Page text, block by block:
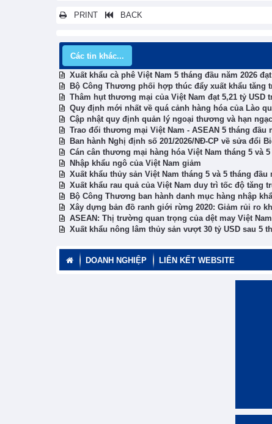
PRINT BACK
Các tin khác...
Xuất khẩu cà phê Việt Nam 5 tháng đầu năm 2026
Bộ Công Thương phối hợp thúc đẩy xuất khẩu tăng
Thâm hụt thương mại của Việt Nam đạt 5,21 tỷ USD
Quy định mới nhất về quá cảnh hàng hóa của Lào
Cập nhật quy định quản lý ngoại thương và hạn
Trao đổi thương mại Việt Nam - ASEAN 5 tháng đầu
Ban hành Nghị định số 201/2026/NĐ-CP về sửa đổi
Cán cân thương mại hàng hóa Việt Nam tháng 5 và
Nhập khẩu ngô của Việt Nam giảm
Xuất khẩu thủy sản Việt Nam tháng 5 và 5 tháng đầu
Xuất khẩu rau quả của Việt Nam duy trì tốc độ tăng
Bộ Công Thương ban hành danh mục hàng nhập
Xây dựng bản đồ ranh giới rừng 2020: Giảm rủi ro
ASEAN: Thị trường quan trọng của dệt may Việt Nam
Xuất khẩu nông lâm thủy sản vượt 30 tỷ USD sau 5
DOANH NGHIỆP LIÊN KẾT WEBSITE